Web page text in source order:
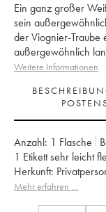
Ein ganz großer
sein
der Viognier-Traube
außergewöhnlich
Weitere Informationen
Anzahl: 1 Flasche
1 Etikett sehr leicht
Herkunft:
Appellation:
Mehr erfahren …